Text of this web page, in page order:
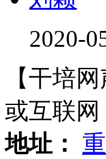
2020-
【干培
或互联网
地址：